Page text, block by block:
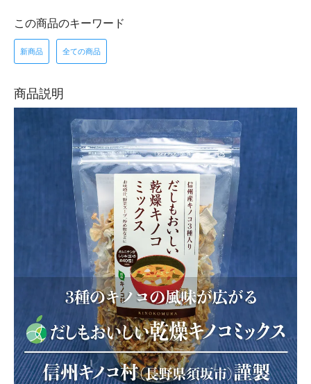
この商品のキーワード
新商品 全ての商品
商品説明